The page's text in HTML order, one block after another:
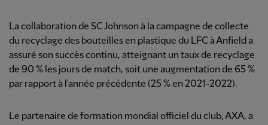
La collaboration de SC Johnson à la campagne de collecte
du recyclage des bouteilles en plastique du LFC à Anfield a
assuré son succès continu, atteignant un taux de recyclage
de 90 % les jours de match, soit une augmentation de 65 %
par rapport à l'année précédente (25 % en 2021-2022).
Le partenaire de formation mondial officiel du club, AXA, a